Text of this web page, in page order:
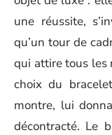
une réussite,
qu’un tour de
qui attire tous les
choix du
montre, lui
décontracté. Le